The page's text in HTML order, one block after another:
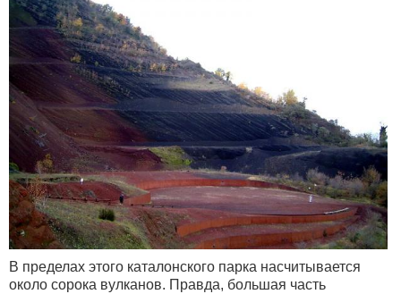
В пределах этого каталонского парка насчитывается
около сорока вулканов. Правда, большая часть